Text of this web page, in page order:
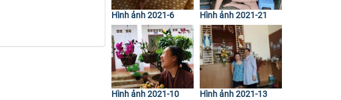
Hình ảnh 2021-6 Hình ảnh 2021-21
Hình ảnh 2021-10 Hình ảnh 2021-13